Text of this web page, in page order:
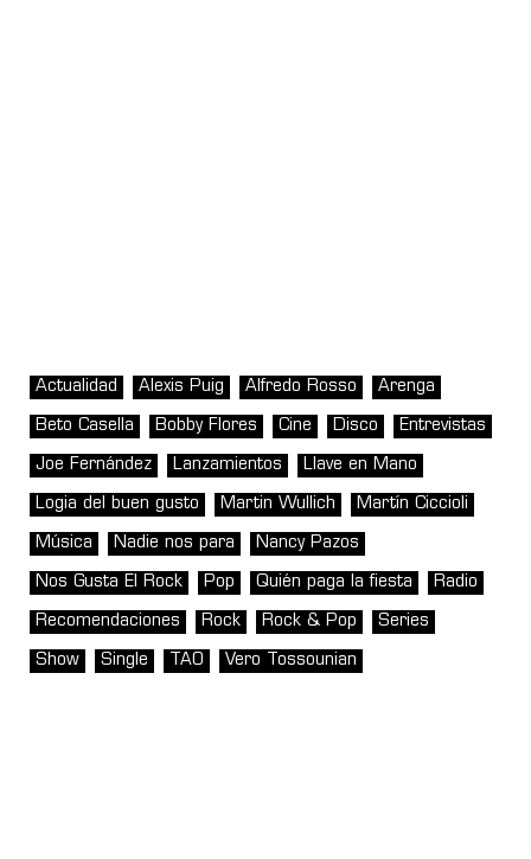
Actualidad Alexis Puig Alfredo Rosso Arenga
Beto Casella Bobby Flores Cine Disco Entrevistas
Joe Fernández Lanzamientos Llave en Mano
Logia del buen gusto Martin Wullich Martín Ciccioli
Música Nadie nos para Nancy Pazos
Nos Gusta El Rock Pop Quién paga la fiesta Radio
Recomendaciones Rock Rock & Pop Series
Show Single TAO Vero Tossounian